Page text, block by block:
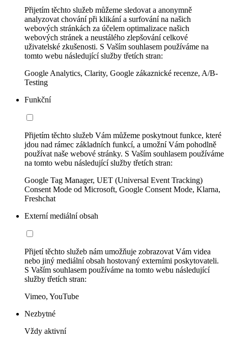
Přijetím těchto služeb můžeme sledovat a anonymně
analyzovat chování při klikání a surfování na našich
webových stránkách za účelem optimalizace našich
webových stránek a neustálého zlepšování celkové
uživatelské zkušenosti. S Vaším souhlasem používáme na
tomto webu následující služby třetích stran:
Google Analytics, Clarity, Google zákaznické recenze, A/B-
Testing
Funkční
Přijetím těchto služeb Vám můžeme poskytnout funkce, které
jdou nad rámec základních funkcí, a umožní Vám pohodlně
používat naše webové stránky. S Vaším souhlasem používáme
na tomto webu následující služby třetích stran:
Google Tag Manager, UET (Universal Event Tracking)
Consent Mode od Microsoft, Google Consent Mode, Klarna,
Freshchat
Externí mediální obsah
Přijetí těchto služeb nám umožňuje zobrazovat Vám videa
nebo jiný mediální obsah hostovaný externími poskytovateli.
S Vaším souhlasem používáme na tomto webu následující
služby třetích stran:
Vimeo, YouTube
Nezbytné
Vždy aktivní